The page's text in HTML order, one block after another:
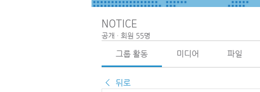
NOTICE
공개 · 회원 55명
그룹 활동 미디어 파일
뒤로